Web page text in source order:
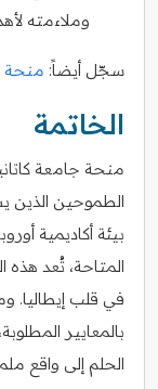
وملاءمته
سجّل أيضاً: منحة
الخاتمة
منحة جامعة
الطموحين الذين
بيئة أكاديمية
المتاحة، تُعد هذه
في قلب إيطاليا.
بالمعايير
الحلم إلى واقع